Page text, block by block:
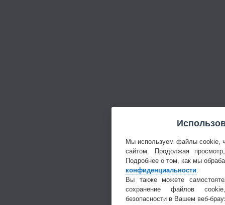
Мы используем файлы cookie,
сайтом. Продолжая
Подробнее о том, как мы
конфиденциальности
Вы также можете
сохранение файлов
безопасности в Вашем веб-